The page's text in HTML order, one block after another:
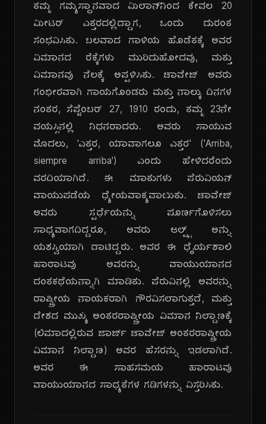
ತಮ್ಮ ಗಮ್ಯಸ್ಥಾನವಾದ ಮಿಲಾನ್‌ನಿಂದ ಕೇವಲ 20
ಮೀಟರ್ ಎತ್ತರದಲ್ಲಿದ್ದಾಗ, ಒಂದು ದುರಂತ
ಸಂಭವಿಸಿತು. ಬಲವಾದ ಗಾಳಿಯ ಹೊಡೆತಕ್ಕೆ ಅವರ
ವಿಮಾನದ ರೆಕ್ಕೆಗಳು ಮುರಿದುಹೋದವು, ಮತ್ತು
ವಿಮಾನವು ನೆಲಕ್ಕೆ ಅಪ್ಪಳಿಸಿತು. ಚಾವೇಜ್ ಅವರು
ಗಂಭೀರವಾಗಿ ಗಾಯಗೊಂಡರು ಮತ್ತು ನಾಲ್ಕು ದಿನಗಳ
ನಂತರ, ಸೆಪ್ಟೆಂಬರ್ 27, 1910 ರಂದು, ತಮ್ಮ 23ನೇ
ವಯಸ್ಸಿನಲ್ಲಿ ನಿಧನರಾದರು. ಅವರು ಸಾಯುವ
ಮೊದಲು, 'ಎತ್ತರ, ಯಾವಾಗಲೂ ಎತ್ತರ' ('Arriba,
siempre arriba') ಎಂದು ಹೇಳಿದರೆಂದು
ವರದಿಯಾಗಿದೆ. ಈ ಮಾತುಗಳು ಪೆರುವಿಯನ್
ವಾಯುಪಡೆಯ ಧ್ಯೇಯವಾಕ್ಯವಾಯಿತು. ಚಾವೇಜ್
ಅವರು ಸ್ಪರ್ಧೆಯನ್ನು ಪೂರ್ಣಗೊಳಿಸಲು
ಸಾಧ್ಯವಾಗದಿದ್ದರೂ, ಅವರು ಆಲ್ಪ್ಸ್ ಅನ್ನು
ಯಶಸ್ವಿಯಾಗಿ ದಾಟಿದ್ದರು. ಅವರ ಈ ಧೈರ್ಯಶಾಲಿ
ಹಾರಾಟವು ಅವರನ್ನು ವಾಯುಯಾನದ
ದಂತಕಥೆಯನ್ನಾಗಿ ಮಾಡಿತು. ಪೆರುವಿನಲ್ಲಿ ಅವರನ್ನು
ರಾಷ್ಟ್ರೀಯ ನಾಯಕರಾಗಿ ಗೌರವಿಸಲಾಗುತ್ತದೆ, ಮತ್ತು
ದೇಶದ ಮುಖ್ಯ ಅಂತರರಾಷ್ಟ್ರೀಯ ವಿಮಾನ ನಿಲ್ದಾಣಕ್ಕೆ
(ಲಿಮಾದಲ್ಲಿರುವ ಜಾರ್ಜ್ ಚಾವೇಜ್ ಅಂತರರಾಷ್ಟ್ರೀಯ
ವಿಮಾನ ನಿಲ್ದಾಣ) ಅವರ ಹೆಸರನ್ನು ಇಡಲಾಗಿದೆ.
ಅವರ ಈ ಸಾಹಸಮಯ ಹಾರಾಟವು
ವಾಯುಯಾನದ ಸಾಧ್ಯತೆಗಳ ಗಡಿಗಳನ್ನು ವಿಸ್ತರಿಸಿತು.